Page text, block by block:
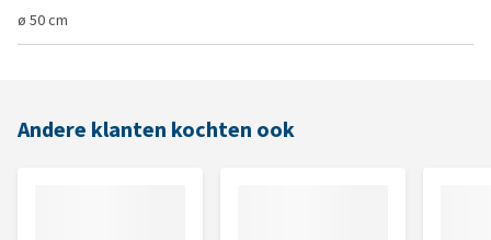
ø 50 cm
Andere klanten kochten ook